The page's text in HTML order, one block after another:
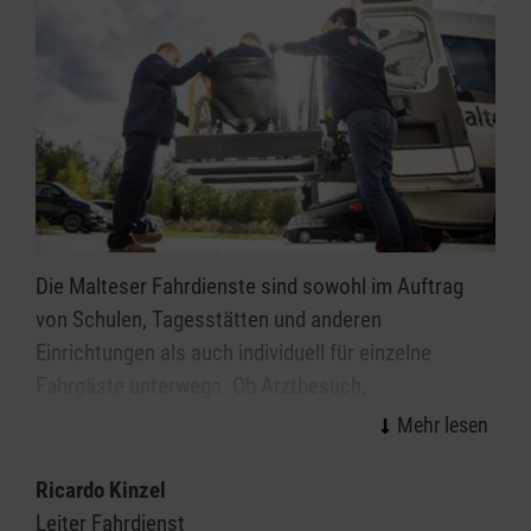
„Erstorientierung und Wertevermittlung“
unterstützen auch zahlreiche Ehrenamtliche aus
dem Integrationsdienst der Malteser die
Geflüchteten bei ihren ersten Schritten in
Deutschland.
In Mockau
betreiben die Malteser eine
Notunterkunft für Geflüchtete.
Die Malteser Fahrdienste sind sowohl im Auftrag
von Schulen, Tagesstätten und anderen
Einrichtungen als auch individuell für einzelne
Behördengang, Ausflug oder der Besuch von
Bei uns steht die freundliche und zuverlässige
Ricardo Kinzel
Leiter Fahrdienst